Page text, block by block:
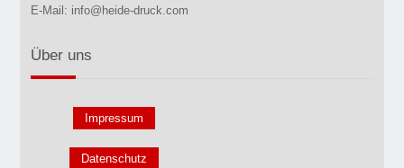
E-Mail: info@heide-druck.com
Über uns
Impressum
Datenschutz